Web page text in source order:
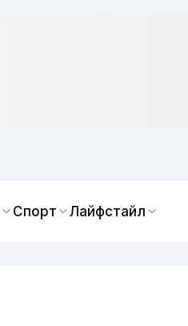
Спорт Лайфстайл